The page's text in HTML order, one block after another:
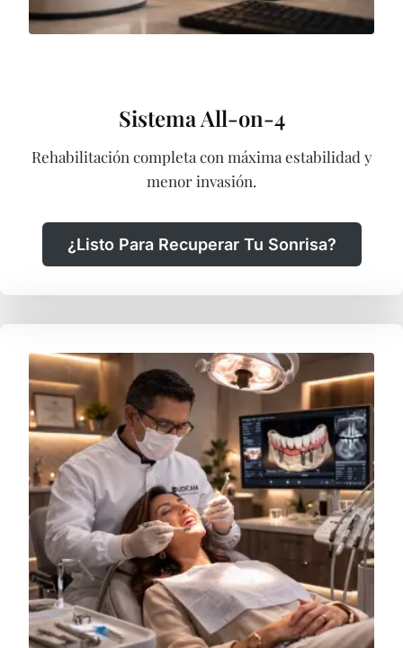
Sistema All-on-4
Rehabilitación completa con máxima estabilidad y
menor invasión.
¿Listo Para Recuperar Tu Sonrisa?